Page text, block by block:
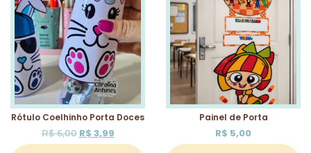
Rótulo Coelhinho Porta Doces
R$6,00 R$ 3,99
Painel de Porta
R$ 5,00